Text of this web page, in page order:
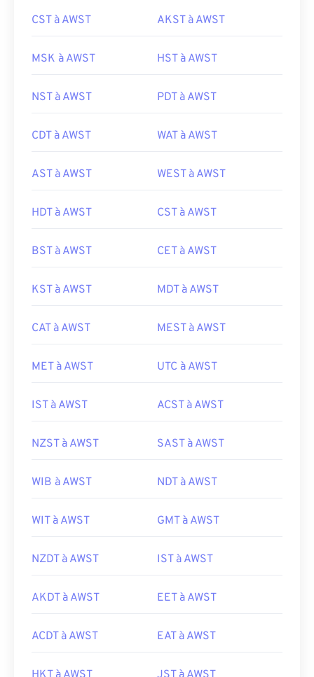
CST à AWST AKST à AWST
MSK à AWST HST à AWST
NST à AWST PDT à AWST
CDT à AWST WAT à AWST
AST à AWST WEST à AWST
HDT à AWST CST à AWST
BST à AWST CET à AWST
KST à AWST MDT à AWST
CAT à AWST MEST à AWST
MET à AWST UTC à AWST
IST à AWST ACST à AWST
NZST à AWST SAST à AWST
WIB à AWST NDT à AWST
WIT à AWST GMT à AWST
NZDT à AWST IST à AWST
AKDT à AWST EET à AWST
ACDT à AWST EAT à AWST